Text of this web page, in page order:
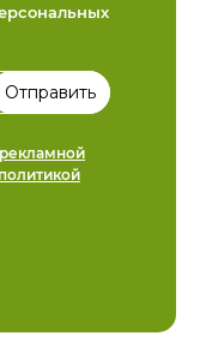
рекламной
политикой